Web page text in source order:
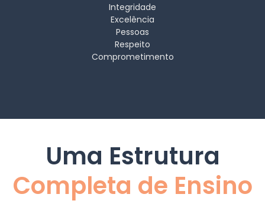
Integridade
Excelência
Pessoas
Respeito
Comprometimento
Uma Estrutura
Completa de Ensino